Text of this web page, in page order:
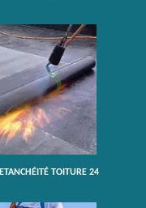
ETANCHÉITÉ TOITURE 24